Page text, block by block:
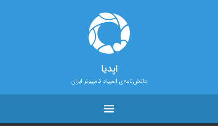
اپدیا
دانش‌نامه‌ی المپیاد کامپیوتر ایران